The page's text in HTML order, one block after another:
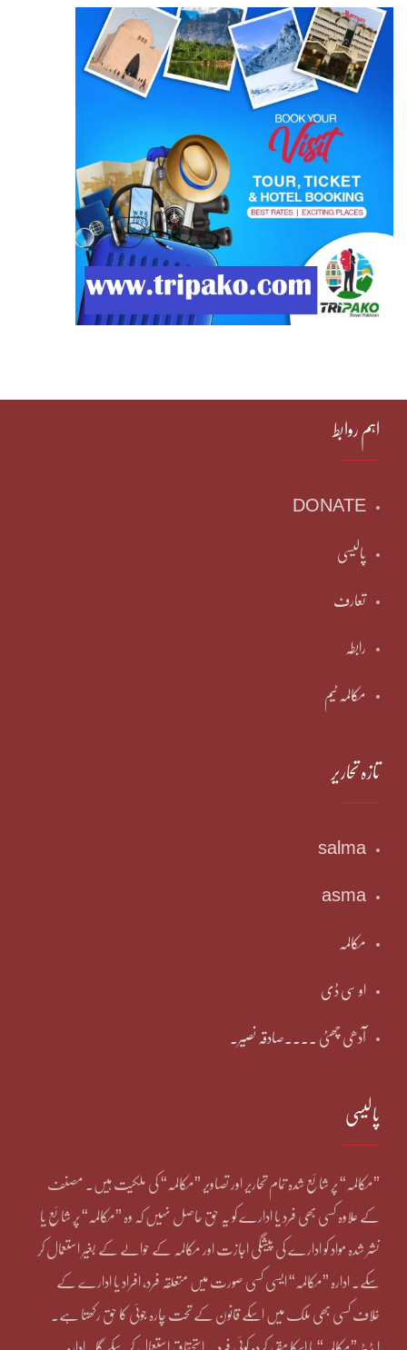
اہم روابط
DONATE
پالیسی
تعارف
رابطہ
مکالمہ ٹیم
تازہ تحاریر
salma
asma
مکالمہ
او سی ڈی
آدھی چھٹی ۔۔۔۔صادقہ نصیر۔
پالیسی
”مکالمہ“ پر شائع شدہ تمام تحاریر اور تصاویر ”مکالمہ“ کی ملکیت ہیں۔ مصنف
کے علاوہ کسی بھی فرد یا ادارے کو یہ حق حاصل نہیں کہ وہ ”مکالمہ“ پر شائع یا
نشر شدہ مواد کو ادارے کی پیشگی اجازت اور مکالمہ کے حوالے کے بغیر استعمال کر
سکے۔ ادارہ ”مکالمہ“ ایسی کسی صورت میں متعلقہ فرد، افراد یا ادارے کے
خلاف کسی بھی ملک میں اسکے قانون کے تحت چارہ جوئی کا حق رکھتا ہے۔